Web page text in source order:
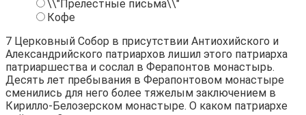
\\"Прелестные письма\\"
Кофе
7 Церковный Собор в присутствии Антиохийского и
Александрийского патриархов лишил этого патриарха
патриаршества и сослал в Ферапонтов монастырь.
Десять лет пребывания в Ферапонтовом монастыре
сменились для него более тяжелым заключением в
Кирилло-Белозерском монастыре. О каком патриархе